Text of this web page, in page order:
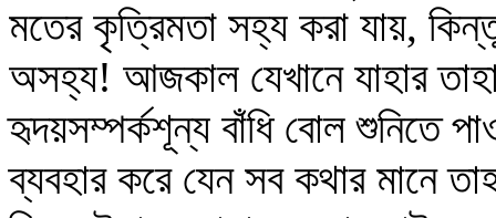
মতের কৃত্রিমতা সহ্য করা যায়,
অসহ্য! আজকাল যেখানে যাহার
হৃদয়সম্পর্কশূন্য বাঁধি বোল শুনিতে
ব্যবহার করে যেন সব কথার মানে